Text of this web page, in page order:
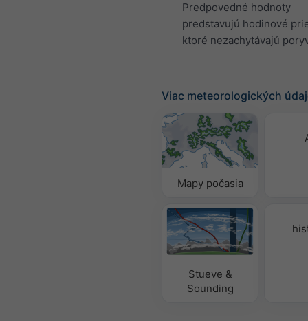
Predpovedné hodnoty
predstavujú hodinové
ktoré nezachytávajú
Viac meteorologických
Mapy počasia
Stueve &
Sounding